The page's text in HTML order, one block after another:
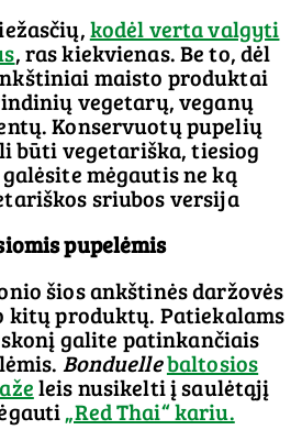
kodėl verta valgyti
, ras kiekvienas. Be to, dėl
maisto produktai
vegetarų, veganų
Konservuotų pupelių
būti vegetariška, tiesiog
mėgautis ne ką
sriubos versija
pupelėmis
šios ankštinės daržovės
kitų produktų. Patiekalams
galite patinkančiais
Bonduellebaltosios
leis nusikelti į saulėtąjį
„Red Thai“ kariu.